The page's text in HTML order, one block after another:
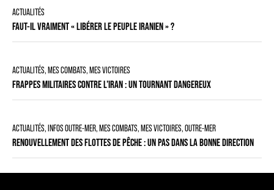
ACTUALITÉS
FAUT-IL VRAIMENT « LIBÉRER LE PEUPLE IRANIEN » ?
ACTUALITÉS,MES COMBATS, MES VICTOIRES
FRAPPES MILITAIRES CONTRE L’IRAN : UN TOURNANT DANGEREUX
ACTUALITÉS,INFOS OUTRE-MER,MES COMBATS, MES VICTOIRES,OUTRE-MER
RENOUVELLEMENT DES FLOTTES DE PÊCHE : UN PAS DANS LA BONNE DIRECTION